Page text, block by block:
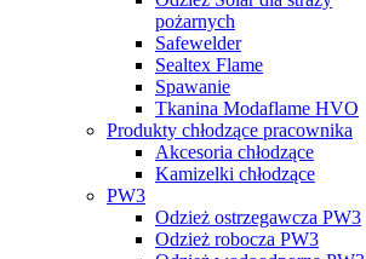
pożarnych
Safewelder
Sealtex Flame
Spawanie
Tkanina Modaflame HVO
Produkty chłodzące pracownika
Akcesoria chłodzące
Kamizelki chłodzące
PW3
Odzież ostrzegawcza PW3
Odzież robocza PW3